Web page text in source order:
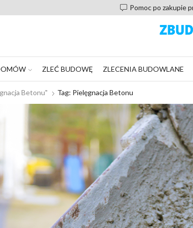
Pomoc po zakupie
ZLEĆ BUDOWĘ ZLECENIA BUDOWLANE
Betonu" Tag: Pielęgnacja Betonu